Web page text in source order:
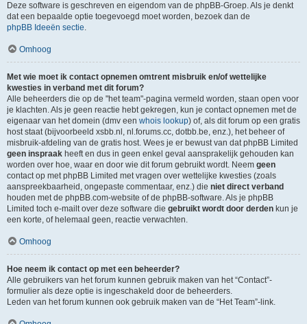
Deze software is geschreven en eigendom van de phpBB-Groep. Als je denkt
dat een bepaalde optie toegevoegd moet worden, bezoek dan de
phpBB Ideeën sectie.
Omhoog
Met wie moet ik contact opnemen omtrent misbruik en/of wettelijke
kwesties in verband met dit forum?
Alle beheerders die op de "het team"-pagina vermeld worden, staan open voor
je klachten. Als je geen reactie hebt gekregen, kun je contact opnemen met de
eigenaar van het domein (dmv een whois lookup) of, als dit forum op een gratis
host staat (bijvoorbeeld xsbb.nl, nl.forums.cc, dotbb.be, enz.), het beheer of
misbruik-afdeling van de gratis host. Wees je er bewust van dat phpBB Limited
geen inspraak heeft en dus in geen enkel geval aansprakelijk gehouden kan
worden over hoe, waar en door wie dit forum gebruikt wordt. Neem geen
contact op met phpBB Limited met vragen over wettelijke kwesties (zoals
aanspreekbaarheid, ongepaste commentaar, enz.) die niet direct verband
houden met de phpBB.com-website of de phpBB-software. Als je phpBB
Limited toch e-mailt over deze software die gebruikt wordt door derden kun je
een korte, of helemaal geen, reactie verwachten.
Omhoog
Hoe neem ik contact op met een beheerder?
Alle gebruikers van het forum kunnen gebruik maken van het “Contact”-
formulier als deze optie is ingeschakeld door de beheerders.
Leden van het forum kunnen ook gebruik maken van de “Het Team”-link.